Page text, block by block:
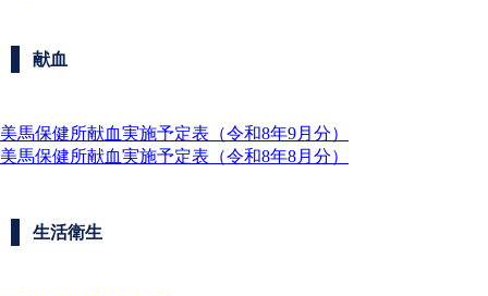
献血
美馬保健所献血実施予定表（令和8年9月分）
美馬保健所献血実施予定表（令和8年8月分）
生活衛生